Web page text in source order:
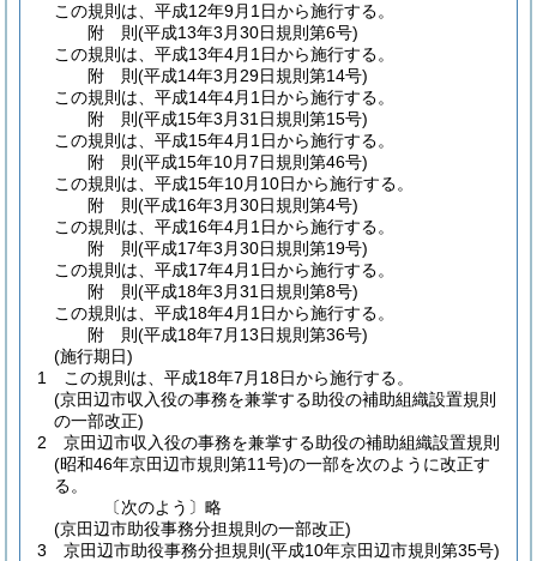
この規則は、平成12年9月1日から施行する。
附 則(平成13年3月30日規則第6号)
この規則は、平成13年4月1日から施行する。
附 則(平成14年3月29日規則第14号)
この規則は、平成14年4月1日から施行する。
附 則(平成15年3月31日規則第15号)
この規則は、平成15年4月1日から施行する。
附 則(平成15年10月7日規則第46号)
この規則は、平成15年10月10日から施行する。
附 則(平成16年3月30日規則第4号)
この規則は、平成16年4月1日から施行する。
附 則(平成17年3月30日規則第19号)
この規則は、平成17年4月1日から施行する。
附 則(平成18年3月31日規則第8号)
この規則は、平成18年4月1日から施行する。
附 則(平成18年7月13日規則第36号)
(施行期日)
1
この規則は、平成18年7月18日から施行する。
(京田辺市収入役の事務を兼掌する助役の補助組織設置規則
の一部改正)
2
京田辺市収入役の事務を兼掌する助役の補助組織設置規則
(昭和46年京田辺市規則第11号)の一部を次のように改正す
る。
〔次のよう〕略
(京田辺市助役事務分担規則の一部改正)
3
京田辺市助役事務分担規則 (平成10年京田辺市規則第35号)